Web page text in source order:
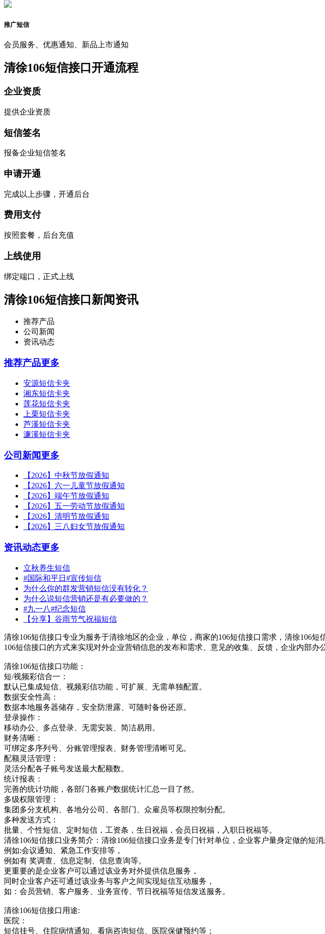
推广短信
会员服务、优惠通知、新品上市通知
清徐106短信接口开通流程
企业资质
提供企业资质
短信签名
报备企业短信签名
申请开通
完成以上步骤，开通后台
费用支付
按照套餐，后台充值
上线使用
绑定端口，正式上线
清徐106短信接口新闻资讯
推荐产品
公司新闻
资讯动态
推荐产品更多
安源短信卡夹
湘东短信卡夹
莲花短信卡夹
上栗短信卡夹
芦溪短信卡夹
濂溪短信卡夹
公司新闻更多
【2026】中秋节放假通知
【2026】六一儿童节放假通知
【2026】端午节放假通知
【2026】五一劳动节放假通知
【2026】清明节放假通知
【2026】三八妇女节放假通知
资讯动态更多
立秋养生短信
#国际和平日#宣传短信
为什么你的群发营销短信没有转化？
为什么说短信营销还是有必要做的？
#九一八#纪念短信
【分享】谷雨节气祝福短信
清徐106短信接口专业为服务于清徐地区的企业，单位，商家的106短信接口需求，清徐106
106短信接口的方式来实现对外企业营销信息的发布和需求、意见的收集、反馈，企业内部办
清徐106短信接口功能：
短/视频彩信合一：
默认已集成短信、视频彩信功能，可扩展、无需单独配置。
数据安全性高：
数据本地服务器储存，安全防泄露、可随时备份还原。
登录操作：
移动办公、多点登录、无需安装、简洁易用。
财务清晰：
可绑定多序列号、分账管理报表、财务管理清晰可见。
配额灵活管理：
灵活分配各子账号发送最大配额数。
统计报表：
完善的统计功能，各部门各账户数据统计汇总一目了然。
多级权限管理：
集团多分支机构、各地分公司、各部门、众雇员等权限控制分配。
多种发送方式：
批量、个性短信、定时短信，工资条，生日祝福，会员日祝福，入职日祝福等。
清徐106短信接口业务简介：清徐106短信接口业务是专门针对单位，企业客户量身定做的短
例如:会议通知、紧急工作安排等，
例如有 奖调查、信息定制、信息查询等。
更重要的是企业客户可以通过该业务对外提供信息服务，
同时企业客户还可通过该业务与客户之间实现短信互动服务，
如：会员营销、客户服务、业务宣传、节日祝福等短信发送服务。
清徐106短信接口用途:
医院：
短信挂号、住院病情通知、看病咨询短信、医院保健预约等；